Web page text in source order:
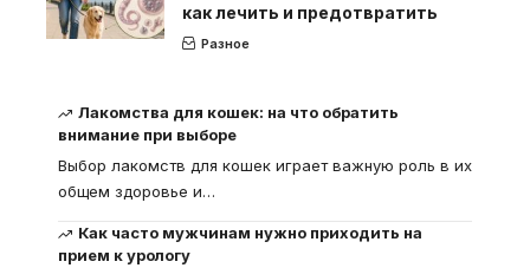
как лечить и предотвратить
Разное
Лакомства для кошек: на что обратить
внимание при выборе
Выбор лакомств для кошек играет важную роль в их
общем здоровье и…
Как часто мужчинам нужно приходить на
прием к урологу